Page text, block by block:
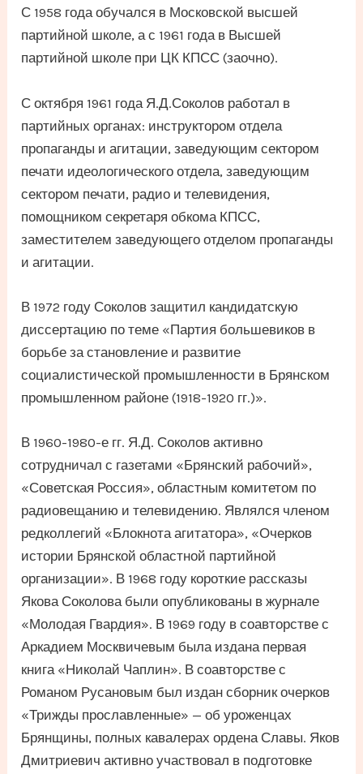
С 1958 года обучался в Московской высшей
партийной школе, а с 1961 года в Высшей
партийной школе при ЦК КПСС (заочно).
С октября 1961 года Я.Д.Соколов работал в
партийных органах: инструктором отдела
пропаганды и агитации, заведующим сектором
печати идеологического отдела, заведующим
сектором печати, радио и телевидения,
помощником секретаря обкома КПСС,
заместителем заведующего отделом пропаганды
и агитации.
В 1972 году Соколов защитил кандидатскую
диссертацию по теме «Партия большевиков в
борьбе за становление и развитие
социалистической промышленности в Брянском
промышленном районе (1918-1920 гг.)».
В 1960-1980-е гг. Я.Д. Соколов активно
сотрудничал с газетами «Брянский рабочий»,
«Советская Россия», областным комитетом по
радиовещанию и телевидению. Являлся членом
редколлегий «Блокнота агитатора», «Очерков
истории Брянской областной партийной
организации». В 1968 году короткие рассказы
Якова Соколова были опубликованы в журнале
«Молодая Гвардия». В 1969 году в соавторстве с
Аркадием Москвичевым была издана первая
книга «Николай Чаплин». В соавторстве с
Романом Русановым был издан сборник очерков
«Трижды прославленные» — об уроженцах
Брянщины, полных кавалерах ордена Славы. Яков
Дмитриевич активно участвовал в подготовке